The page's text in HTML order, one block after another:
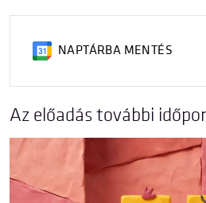
NAPTÁRBA MENTÉS
Az előadás további